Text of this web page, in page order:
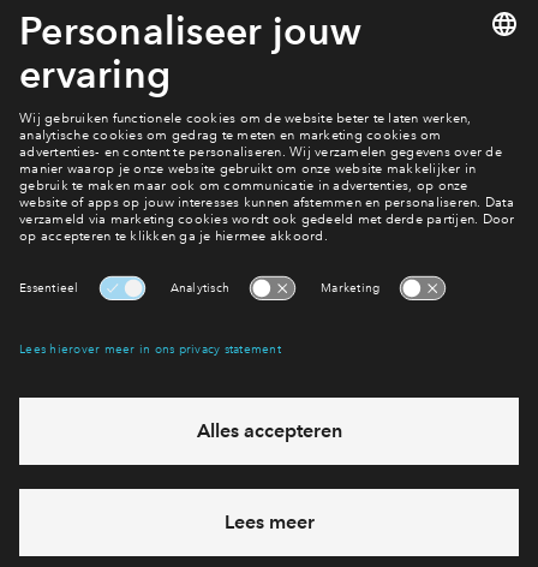
Handleiding
Beheerregeling
Interesse? Meld je dan snel aan
Hiermee blijf je op de hoogte van het belangrijkste nieuws en
Ja, ik wil mij aanmelden
Heb je een vraag en wil je direct antwoord? Bel ons op
712 26 85